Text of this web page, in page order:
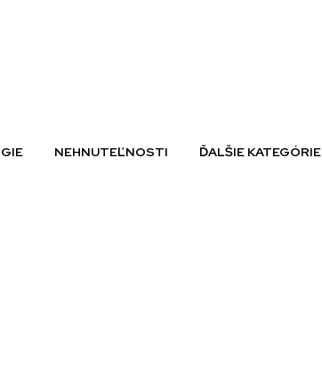
NEHNUTEĽNOSTI ĎALŠIE KATEGÓRIE